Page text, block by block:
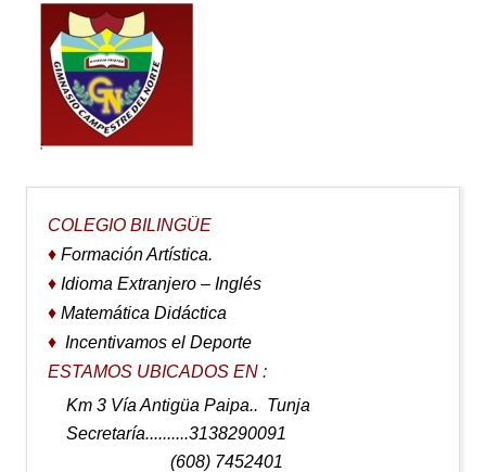
COLEGIO BILINGÜE
♦ Formación Artística.
♦ Idioma Extranjero – Inglés
♦ Matemática Didáctica
♦ Incentivamos el Deporte
ESTAMOS UBICADOS EN :
Km 3 Vía Antigüa Paipa.. Tunja
Secretaría..........3138290091
(608) 7452401